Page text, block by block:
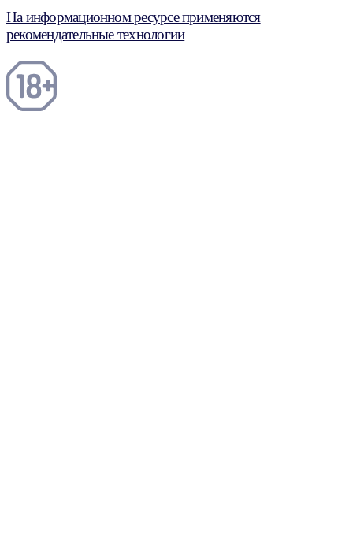
На информационном ресурсе применяются
рекомендательные технологии